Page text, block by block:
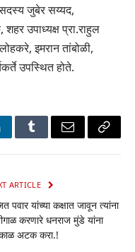
जुबेर सय्यद,
उपाध्यक्ष प्रा.राहुल
इमरान तांबोळी,
उपस्थित होते.
TumblrEmail Copy
ARTICLE
पवार यांच्या कक्षात जावून त्यांना
करणारे धनराज मुंडे यांना
अटक करा.!